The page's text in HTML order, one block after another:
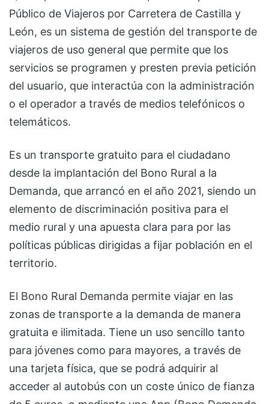
Público de Viajeros por Carretera de Castilla y
León, es un sistema de gestión del transporte de
viajeros de uso general que permite que los
servicios se programen y presten previa petición
del usuario, que interactúa con la administración
o el operador a través de medios telefónicos o
telemáticos.
Es un transporte gratuito para el ciudadano
desde la implantación del Bono Rural a la
Demanda, que arrancó en el año 2021, siendo un
elemento de discriminación positiva para el
medio rural y una apuesta clara para por las
políticas públicas dirigidas a fijar población en el
territorio.
El Bono Rural Demanda permite viajar en las
zonas de transporte a la demanda de manera
gratuita e ilimitada. Tiene un uso sencillo tanto
para jóvenes como para mayores, a través de
una tarjeta física, que se podrá adquirir al
acceder al autobús con un coste único de fianza